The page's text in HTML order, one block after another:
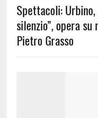
Spettacoli:
silenzio”, opera
Pietro Grasso